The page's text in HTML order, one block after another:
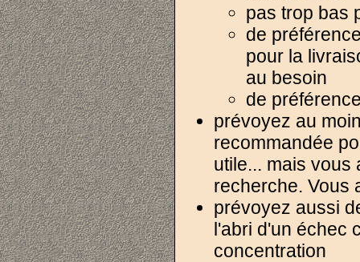
pas trop bas
de
pour la
au besoin
de
prévoyez au
recommandée
utile... mais vous
recherche. Vous
prévoyez aussi
l'abri d'un échec
concentration